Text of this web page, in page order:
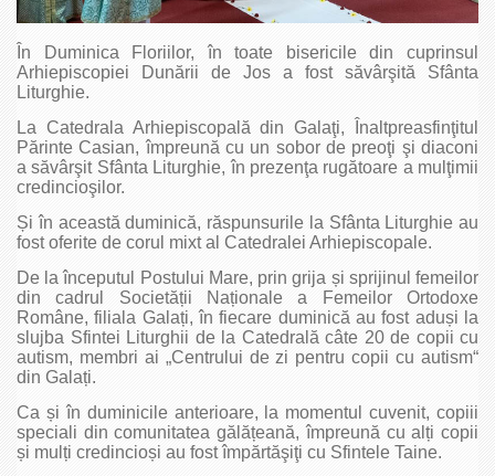
În Duminica Floriilor, în toate bisericile din cuprinsul
Arhiepiscopiei Dunării de Jos a fost săvârşită Sfânta
Liturghie.
La Catedrala Arhiepiscopală din Galaţi, Înaltpreasfinţitul
Părinte Casian, împreună cu un sobor de preoţi şi diaconi
a săvârşit Sfânta Liturghie, în prezenţa rugătoare a mulţimii
credincioşilor.
Și în această duminică, răspunsurile la Sfânta Liturghie au
fost oferite de corul mixt al Catedralei Arhiepiscopale.
De la începutul Postului Mare, prin grija și sprijinul femeilor
din cadrul Societății Naționale a Femeilor Ortodoxe
Române, filiala Galați, în fiecare duminică au fost aduși la
slujba Sfintei Liturghii de la Catedrală câte 20 de copii cu
autism, membri ai „Centrului de zi pentru copii cu autism“
din Galați.
Ca și în duminicile anterioare, la momentul cuvenit, copiii
speciali din comunitatea gălățeană, împreună cu alți copii
și mulți credincioși au fost împărtăşiţi cu Sfintele Taine.